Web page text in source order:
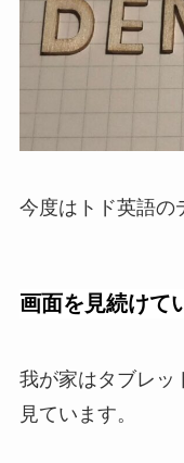
今度はトド英語の
画面を見続けて
我が家はタブレッ
見ています。